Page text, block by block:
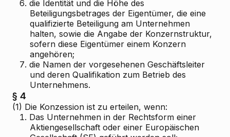
6. die Identität und die Höhe des
Beteiligungsbetrages der Eigentümer, die eine
qualifizierte Beteiligung am Unternehmen
halten, sowie die Angabe der Konzernstruktur,
sofern diese Eigentümer einem Konzern
angehören;
7. die Namen der vorgesehenen Geschäftsleiter
und deren Qualifikation zum Betrieb des
Unternehmens.
§ 4
(1) Die Konzession ist zu erteilen, wenn:
1. Das Unternehmen in der Rechtsform einer
Aktiengesellschaft oder einer Europäischen